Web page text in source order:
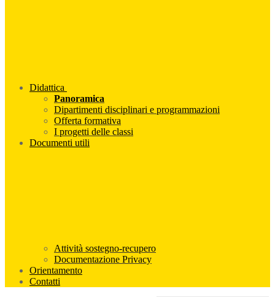
Didattica
Panoramica
Dipartimenti disciplinari e programmazioni
Offerta formativa
I progetti delle classi
Documenti utili
Attività sostegno-recupero
Documentazione Privacy
Orientamento
Contatti